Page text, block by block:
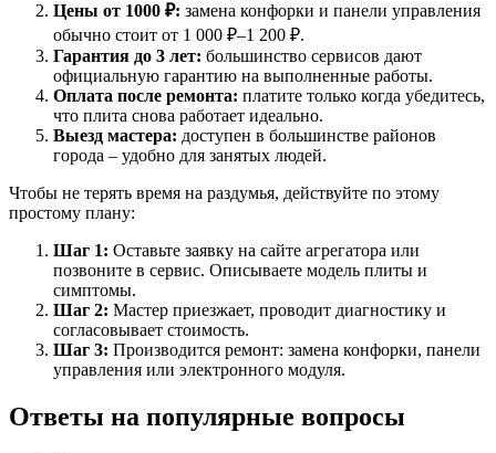
Цены от 1000 ₽: замена конфорки и панели управления
обычно стоит от 1 000 ₽–1 200 ₽.
Гарантия до 3 лет: большинство сервисов дают
официальную гарантию на выполненные работы.
Оплата после ремонта: платите только когда убедитесь,
что плита снова работает идеально.
Выезд мастера: доступен в большинстве районов
города – удобно для занятых людей.
Чтобы не терять время на раздумья, действуйте по этому
простому плану:
Шаг 1: Оставьте заявку на сайте агрегатора или
позвоните в сервис. Описываете модель плиты и
симптомы.
Шаг 2: Мастер приезжает, проводит диагностику и
согласовывает стоимость.
Шаг 3: Производится ремонт: замена конфорки, панели
управления или электронного модуля.
Ответы на популярные вопросы